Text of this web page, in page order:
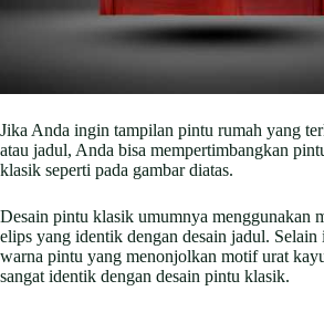
Jika Anda ingin tampilan pintu rumah yang
atau jadul, Anda bisa mempertimbangkan
klasik seperti pada gambar diatas.
Desain pintu klasik umumnya menggunakan
elips yang identik dengan desain jadul. Selain
warna pintu yang menonjolkan motif urat
sangat identik dengan desain pintu klasik.